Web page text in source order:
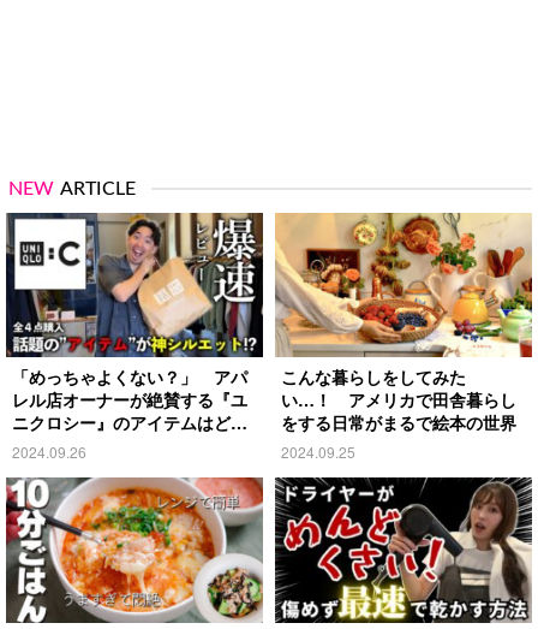
NEW ARTICLE
「めっちゃよくない？」 アパ
レル店オーナーが絶賛する『ユ
ニクロシー』のアイテムはど
れ？
2024.09.26
こんな暮らしをしてみた
い…！ アメリカで田舎暮らし
をする日常がまるで絵本の世界
2024.09.25